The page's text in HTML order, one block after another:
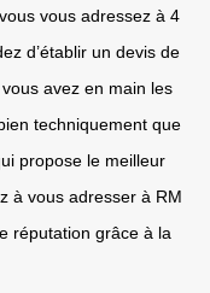
vous adressez à 4
d’établir un devis de
avez en main les
techniquement que
propose le meilleur
à vous adresser à RM
réputation grâce à la